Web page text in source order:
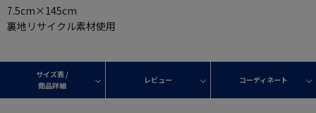
7.5cm×145cm
裏地リサイクル素材使用
サイズ表 /
商品詳細
レビュー コーディネート